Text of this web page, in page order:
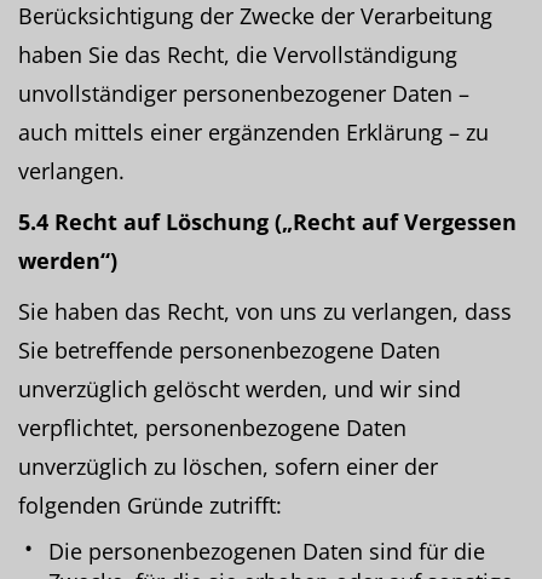
Berücksichtigung der Zwecke der Verarbeitung
haben Sie das Recht, die Vervollständigung
unvollständiger personenbezogener Daten –
auch mittels einer ergänzenden Erklärung – zu
verlangen.
5.4 Recht auf Löschung („Recht auf Vergessen
werden“)
Sie haben das Recht, von uns zu verlangen, dass
Sie betreffende personenbezogene Daten
unverzüglich gelöscht werden, und wir sind
verpflichtet, personenbezogene Daten
unverzüglich zu löschen, sofern einer der
folgenden Gründe zutrifft:
Die personenbezogenen Daten sind für die